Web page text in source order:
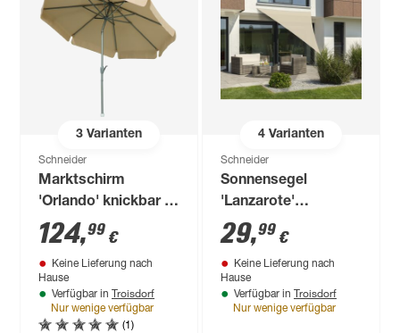
3Varianten
Schneider
Marktschirm
'Orlando' knickbar Ø
270 cm
124,99 €
Keine Lieferung nach
Hause
Verfügbar in Troisdorf
Nur wenige verfügbar
(1)
4Varianten
Schneider
Sonnensegel
'Lanzarote'
wasserabweisend
400 x 400 x 300 cm
29,99 €
Keine Lieferung nach
Hause
Verfügbar in Troisdorf
Nur wenige verfügbar